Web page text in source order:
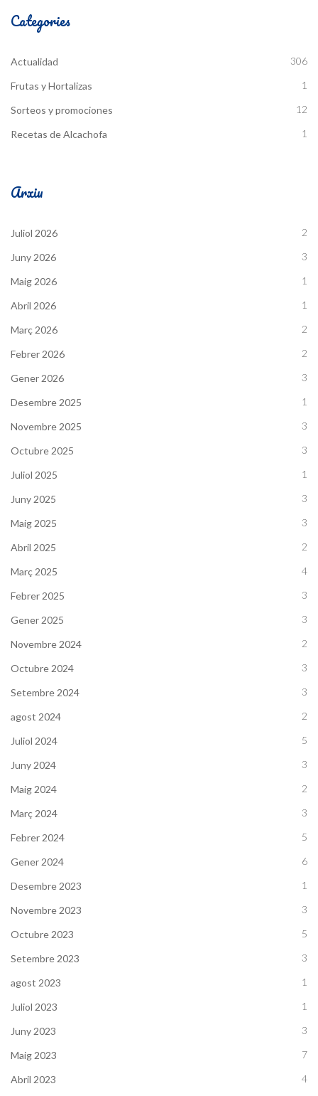
Categories
Actualidad 306
Frutas y Hortalizas 1
Sorteos y promociones 12
Recetas de Alcachofa 1
Arxiu
Juliol 2026 2
Juny 2026 3
Maig 2026 1
Abril 2026 1
Març 2026 2
Febrer 2026 2
Gener 2026 3
Desembre 2025 1
Novembre 2025 3
Octubre 2025 3
Juliol 2025 1
Juny 2025 3
Maig 2025 3
Abril 2025 2
Març 2025 4
Febrer 2025 3
Gener 2025 3
Novembre 2024 2
Octubre 2024 3
Setembre 2024 3
agost 2024 2
Juliol 2024 5
Juny 2024 3
Maig 2024 2
Març 2024 3
Febrer 2024 5
Gener 2024 6
Desembre 2023 1
Novembre 2023 3
Octubre 2023 5
Setembre 2023 3
agost 2023 1
Juliol 2023 1
Juny 2023 3
Maig 2023 7
Abril 2023 4